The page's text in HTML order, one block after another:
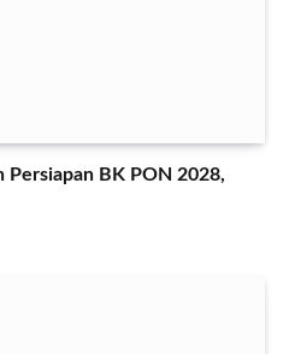
Persiapan BK PON 2028,